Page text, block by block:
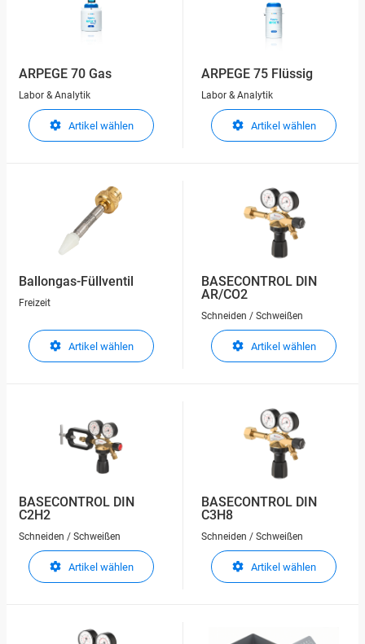
ARPEGE 70 Gas
Labor & Analytik
Artikel wählen
ARPEGE 75 Flüssig
Labor & Analytik
Artikel wählen
Ballongas-Füllventil
Freizeit
Artikel wählen
BASECONTROL DIN
AR/CO2
Schneiden / Schweißen
Artikel wählen
BASECONTROL DIN
C2H2
Schneiden / Schweißen
Artikel wählen
BASECONTROL DIN
C3H8
Schneiden / Schweißen
Artikel wählen